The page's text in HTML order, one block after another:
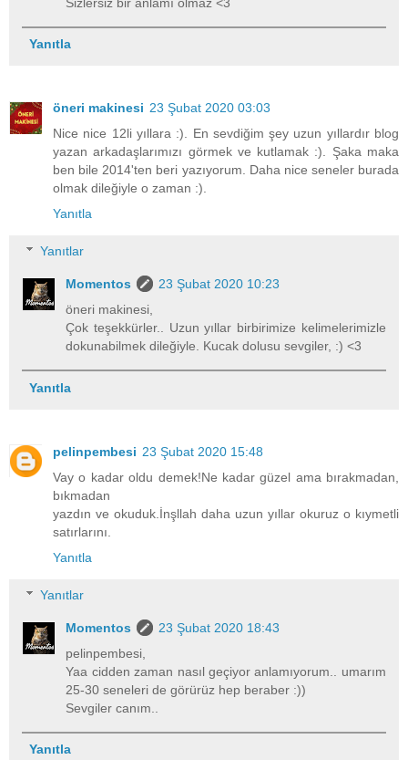
Yanıtla
öneri makinesi 23 Şubat 2020 03:03
Nice nice 12li yıllara :). En sevdiğim şey uzun yıllardır blog
yazan arkadaşlarımızı görmek ve kutlamak :). Şaka maka
ben bile 2014'ten beri yazıyorum. Daha nice seneler burada
olmak dileğiyle o zaman :).
Yanıtla
Yanıtlar
Momentos
23 Şubat 2020 10:23
öneri makinesi,
Çok teşekkürler.. Uzun yıllar birbirimize kelimelerimizle
dokunabilmek dileğiyle. Kucak dolusu sevgiler, :) <3
Yanıtla
pelinpembesi 23 Şubat 2020 15:48
Vay o kadar oldu demek!Ne kadar güzel ama bırakmadan,
bıkmadan
yazdın ve okuduk.İnşllah daha uzun yıllar okuruz o kıymetli
satırlarını.
Yanıtla
Yanıtlar
Momentos
23 Şubat 2020 18:43
pelinpembesi,
Yaa cidden zaman nasıl geçiyor anlamıyorum.. umarım
25-30 seneleri de görürüz hep beraber :))
Sevgiler canım..
Yanıtla